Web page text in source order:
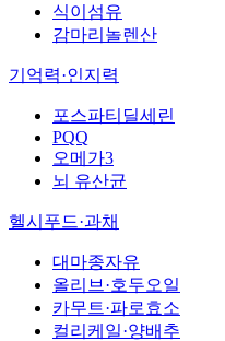
식이섬유
감마리놀렌산
기억력·인지력
포스파티딜세린
PQQ
오메가3
뇌 유산균
헬시푸드·과채
대마종자유
올리브·호두오일
카무트·파로효소
컬리케일·양배추